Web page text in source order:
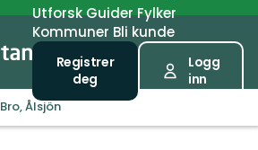
UtforskGuiderFylker
Kommuner Bli kunde
Registrer
deg
Logg
inn
Bro, Ålsjön